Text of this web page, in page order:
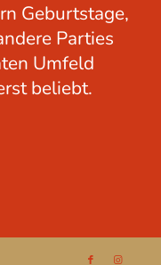
Geburtstage,
Parties
Umfeld
beliebt.